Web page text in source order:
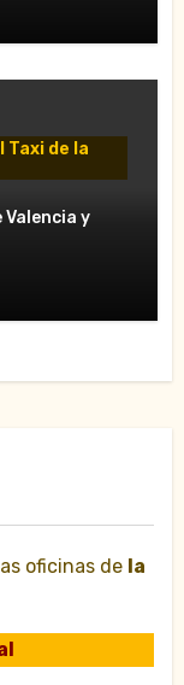
de la
de
Valencia y
oficinas de la